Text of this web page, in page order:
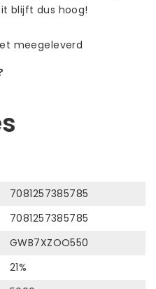
blijft dus hoog!
meegeleverd
7081257385785
7081257385785
GWB7XZOO550
21%